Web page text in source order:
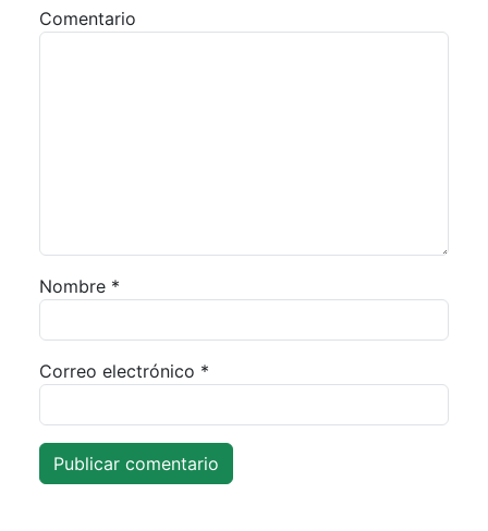
Comentario
Nombre *
Correo electrónico *